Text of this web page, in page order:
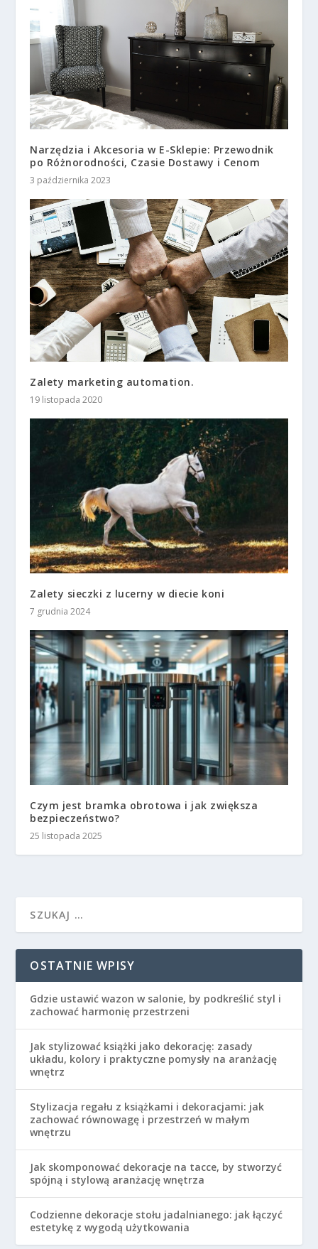
Narzędzia i Akcesoria w E-Sklepie: Przewodnik
po Różnorodności, Czasie Dostawy i Cenom
3 października 2023
Zalety marketing automation.
19 listopada 2020
Zalety sieczki z lucerny w diecie koni
7 grudnia 2024
Czym jest bramka obrotowa i jak zwiększa
bezpieczeństwo?
25 listopada 2025
OSTATNIE WPISY
Gdzie ustawić wazon w salonie, by podkreślić styl i
zachować harmonię przestrzeni
Jak stylizować książki jako dekorację: zasady
układu, kolory i praktyczne pomysły na aranżację
wnętrz
Stylizacja regału z książkami i dekoracjami: jak
zachować równowagę i przestrzeń w małym
wnętrzu
Jak skomponować dekoracje na tacce, by stworzyć
spójną i stylową aranżację wnętrza
Codzienne dekoracje stołu jadalnianego: jak łączyć
estetykę z wygodą użytkowania